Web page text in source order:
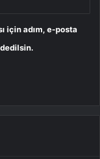
için adım, e-posta